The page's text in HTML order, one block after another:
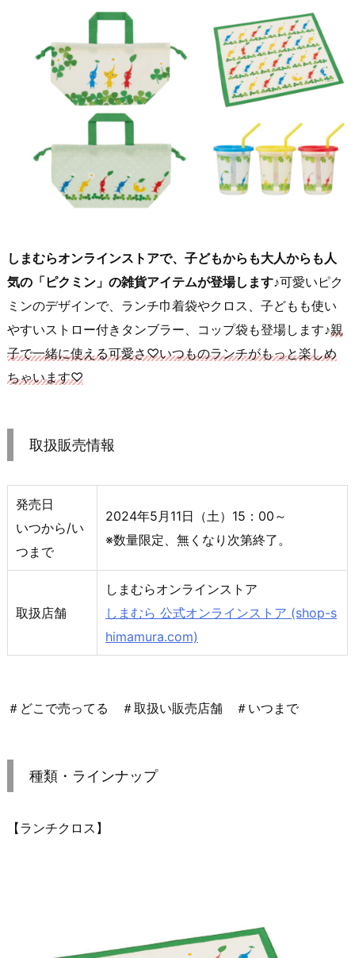
しまむらオンラインストアで、子どもからも大人からも人
気の「ピクミン」の雑貨アイテムが登場します♪可愛いピク
ミンのデザインで、ランチ巾着袋やクロス、子どもも使い
やすいストロー付きタンブラー、コップ袋も登場します♪親
子で一緒に使える可愛さ♡いつものランチがもっと楽しめ
ちゃいます♡
取扱販売情報
発売日
いつから/い
つまで
2024年5月11日（土）15：00～
※数量限定、無くなり次第終了。
取扱店舗
しまむらオンラインストア
しまむら 公式オンラインストア (shop-s
himamura.com)
＃どこで売ってる ＃取扱い販売店舗 ＃いつまで
種類・ラインナップ
【ランチクロス】